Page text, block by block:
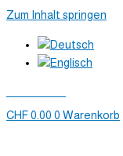
Zum Inhalt springen
CHF0.00 0 Warenkorb